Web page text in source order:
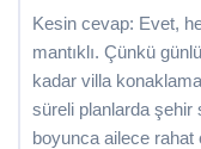
Kesin cevap: Evet,
mantıklı. Çünkü
kadar villa
süreli planlarda
boyunca ailece rahat